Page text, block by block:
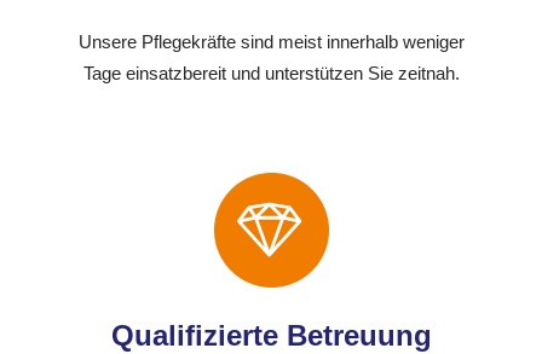
Unsere Pflegekräfte sind meist innerhalb weniger
Tage einsatzbereit und unterstützen Sie zeitnah.
Qualifizierte Betreuung